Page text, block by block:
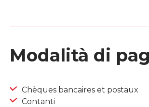
Modalità di
Chèques bancaires et postaux
Contanti